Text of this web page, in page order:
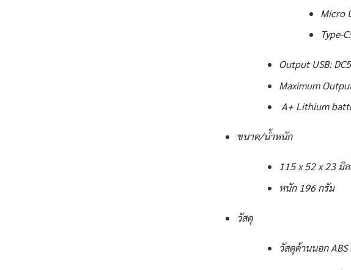
Micro
Type-
Output USB:
Maximum
A+ Lithium
ขนาด/น้ำหนัก
115 x 52 x 23 มิ
หนัก 196 กรัม
วัสดุ
วัสดุด้านนอก